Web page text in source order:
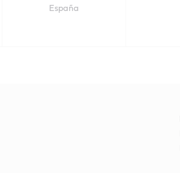
España